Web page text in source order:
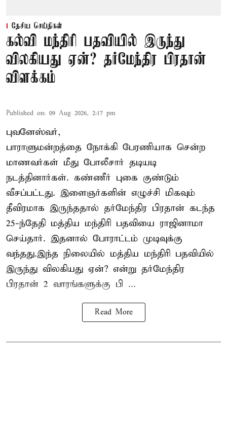
தேசிய செய்திகள்
கல்வி மந்திரி பதவியில் இருந்து
விலகியது ஏன்? தர்மேந்திர பிரதான்
விளக்கம்
Published on: 09 Aug 2026, 2:17 pm
புவனேஸ்வர்,
பாராளுமன்றத்தை நோக்கி பேரணியாக சென்ற
மாணவர்கள் மீது போலீசார் தடியடி
நடத்தினார்கள். கண்ணீர் புகை குண்டும்
வீசப்பட்டது. இளைஞர்களின் எழுச்சி மிகவும்
தீவிரமாக இருந்ததால் தர்மேந்திர பிரதான் கடந்த
25-ந்தேதி மத்திய மந்திரி பதவியை ராஜினாமா
செய்தார். இதனால் போராட்டம் முடிவுக்கு
வந்தது.இந்த நிலையில் மத்திய மந்திரி பதவியில்
இருந்து விலகியது ஏன்? என்று தர்மேந்திர
பிரதான் 2 வாரங்களுக்கு பி ...
Read More